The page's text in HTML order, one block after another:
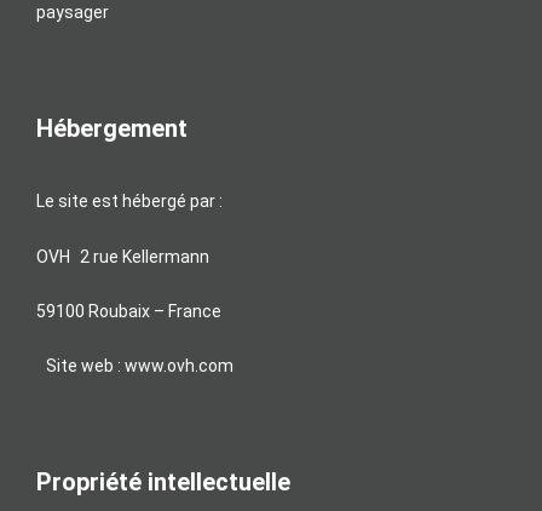
paysager
Hébergement
Le site est hébergé par :
OVH 2 rue Kellermann
59100 Roubaix – France
Site web : www.ovh.com
Propriété intellectuelle